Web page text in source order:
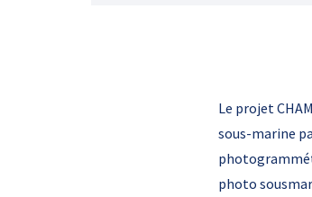
Le projet
sous-marine
photo